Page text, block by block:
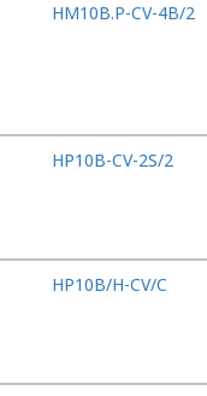
HM10B.P-CV-4B/2
HP10B-CV-2S/2
HP10B/H-CV/C